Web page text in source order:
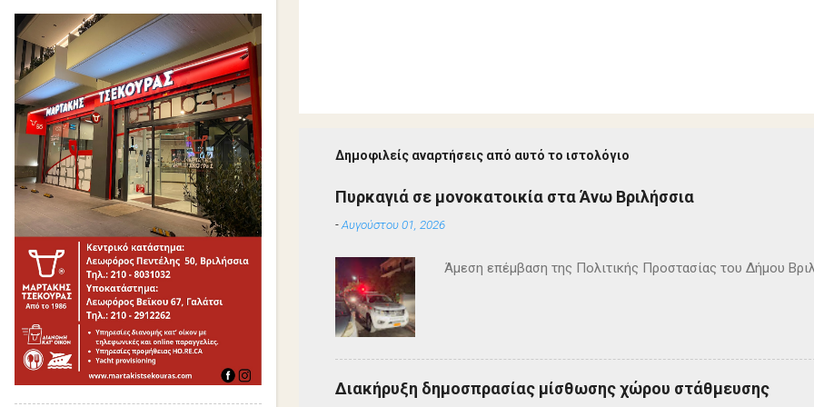
Δημοφιλείς αναρτήσεις από αυτό το ιστολόγιο
Πυρκαγιά σε μονοκατοικία στα Άνω Βριλήσσια
-Αυγούστου 01, 2026
Άμεση επέμβαση της Πολιτικής Προστασίας του Δήμου
Διακήρυξη δημοσπρασίας μίσθωσης χώρου στάθμευσης